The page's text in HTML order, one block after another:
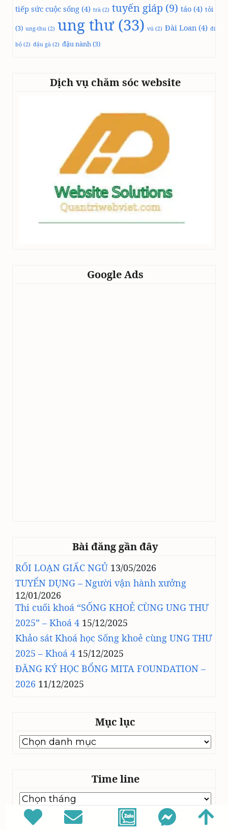
tiếp sức cuộc sống (4) trà (2) tuyến giáp (9) táo (4) tỏi
(3) ung-thu (2) ung thư(33) vú (2) Đài Loan (4) đi
bộ (2) đậu gà (2) đậu nành (3)
Dịch vụ chăm sóc website
Google Ads
Bài đăng gần đây
RỐI LOẠN GIẤC NGỦ 13/05/2026
TUYỂN DỤNG – Người vận hành xưởng
12/01/2026
Thi cuối khoá “SỐNG KHOẺ CÙNG UNG THƯ
2025” – Khoá 4 15/12/2025
Khảo sát Khoá học Sống khoẻ cùng UNG THƯ
2025 – Khoá 4 15/12/2025
ĐĂNG KÝ HỌC BỔNG MITA FOUNDATION –
2026 11/12/2025
Mục lục
Mục
lục
Time line
Time
line